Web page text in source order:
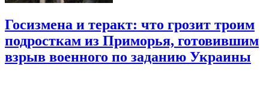
Госизмена и теракт: что грозит троим
подросткам из Приморья, готовившим
взрыв военного по заданию Украины